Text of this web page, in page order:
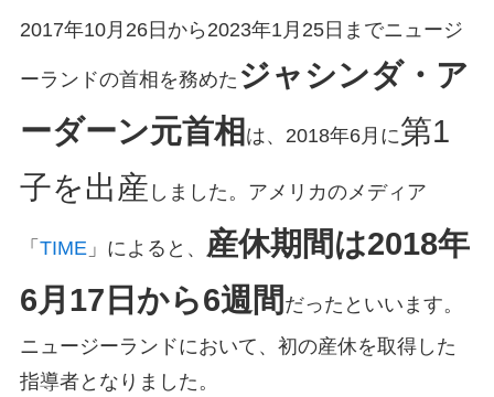
2017年10月26日から2023年1月25日までニュージ
ーランドの首相を務めた ジャシンダ・ア
ーダーン元首相 は、2018年6月に第1
子を出産 しました。アメリカのメディア
「 TIME」によると、 産休期間は2018年
6月17日から6週間 だったといいます。
ニュージーランドにおいて、初の産休を取得した
指導者となりました。